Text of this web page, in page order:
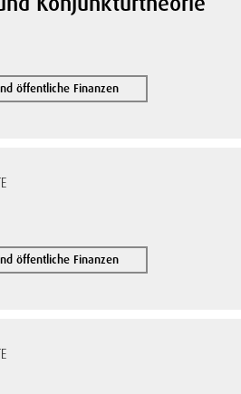
öffentliche Finanzen
öffentliche Finanzen